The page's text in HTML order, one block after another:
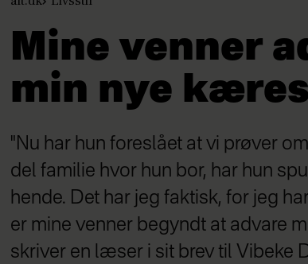
Mine venner
min nye
"Nu har hun foreslået at vi prøver
del familie hvor hun bor, har hun
hende. Det har jeg faktisk, for jeg
er mine venner begyndt at advare
skriver en læser i sit brev til Vibeke